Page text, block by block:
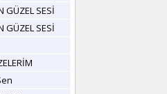
GÜZEL SESİ
GÜZEL SESİ